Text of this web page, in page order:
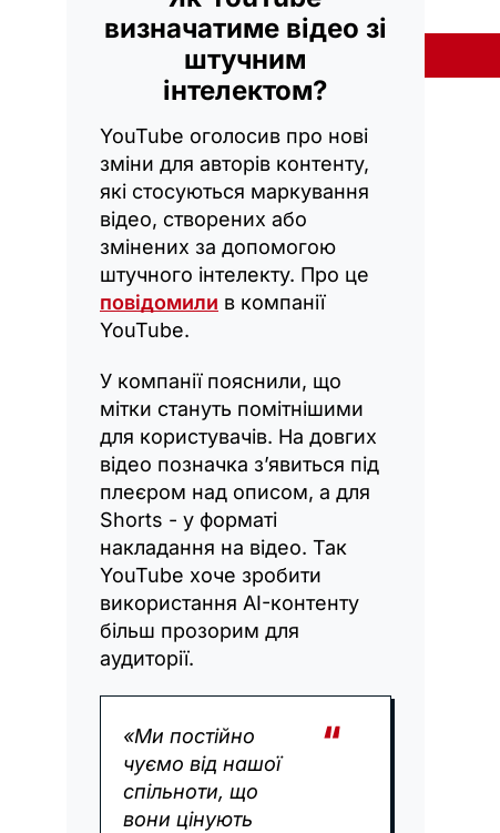
визначатиме відео зі
штучним
інтелектом?
YouTube оголосив про нові
зміни для авторів контенту,
які стосуються маркування
відео, створених або
змінених за допомогою
штучного інтелекту. Про це
повідомили в компанії
YouTube.
У компанії пояснили, що
мітки стануть помітнішими
для користувачів. На довгих
відео позначка з’явиться під
плеєром над описом, а для
Shorts - у форматі
накладання на відео. Так
YouTube хоче зробити
використання AI-контенту
більш прозорим для
аудиторії.
«Ми постійно
чуємо від нашої
спільноти, що
вони цінують